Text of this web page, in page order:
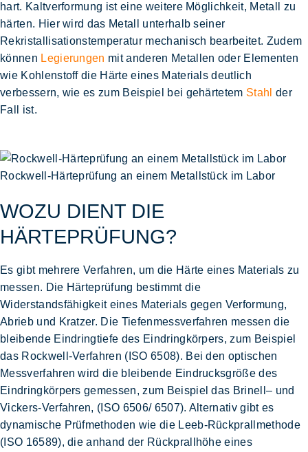
hart. Kaltverformung ist eine weitere Möglichkeit, Metall zu
härten. Hier wird das Metall unterhalb seiner
Rekristallisationstemperatur mechanisch bearbeitet. Zudem
können Legierungen mit anderen Metallen oder Elementen
wie Kohlenstoffdie Härte eines Materials deutlich
verbessern, wie es zum Beispiel bei gehärtetem Stahl der
Fall ist.
Rockwell-Härteprüfung an einem Metallstück im Labor
WOZU DIENT DIE
HÄRTEPRÜFUNG?
Es gibt mehrere Verfahren, um die Härte eines Materials zu
messen. Die Härteprüfung bestimmt die
Widerstandsfähigkeit eines Materials gegen Verformung,
Abrieb und Kratzer. Die Tiefenmessverfahren messen die
bleibende Eindringtiefe des Eindringkörpers, zum Beispiel
das Rockwell-Verfahren (ISO 6508). Bei den optischen
Messverfahren wird die bleibende Eindrucksgröße des
Eindringkörpers gemessen, zum Beispiel das Brinell– und
Vickers-Verfahren, (ISO 6506/ 6507). Alternativ gibt es
dynamische Prüfmethoden wie die Leeb-Rückprallmethode
(ISO 16589), die anhand der Rückprallhöhe eines